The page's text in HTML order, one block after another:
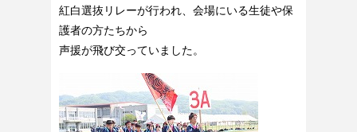
紅白選抜リレーが行われ、会場にいる生徒や保
護者の方たちから
声援が飛び交っていました。